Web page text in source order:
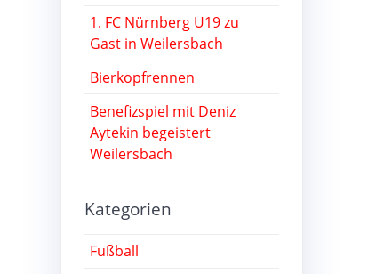
1. FC Nürnberg U19 zu
Gast in Weilersbach
Bierkopfrennen
Benefizspiel mit Deniz
Aytekin begeistert
Weilersbach
Kategorien
Fußball